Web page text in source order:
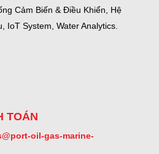
Cảm Biến & Điều Khiển, Hệ
IoT System, Water Analytics.
TOÁN
oil-gas-marine-